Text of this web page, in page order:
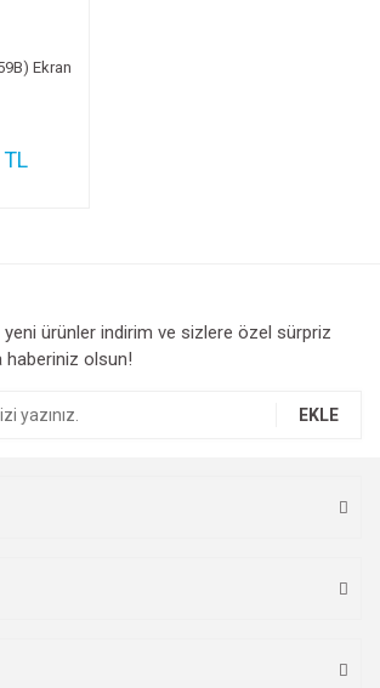
Ekran
yeni ürünler indirim ve sizlere özel sürpriz
haberiniz olsun!
EKLE